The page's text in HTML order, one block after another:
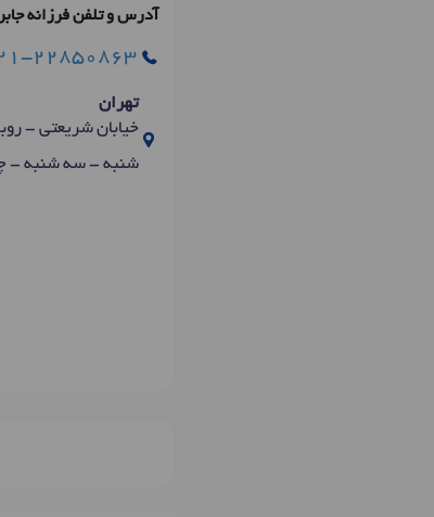
آدرس و تلفن فرزانه
22850863
تهران
خیابان شریعتی - روبروی
شنبه - سه شنبه -